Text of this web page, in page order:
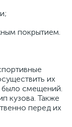
покрытием.
их
было смещений.
кузова. Также
перед их